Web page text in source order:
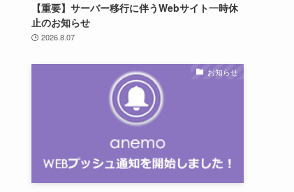
【重要】サーバー移行に伴うWebサイト一時休
止のお知らせ
2026.8.07
お知らせ